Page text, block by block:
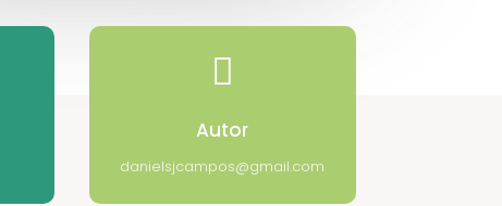

Autor
danielsjcampos@gmail.com